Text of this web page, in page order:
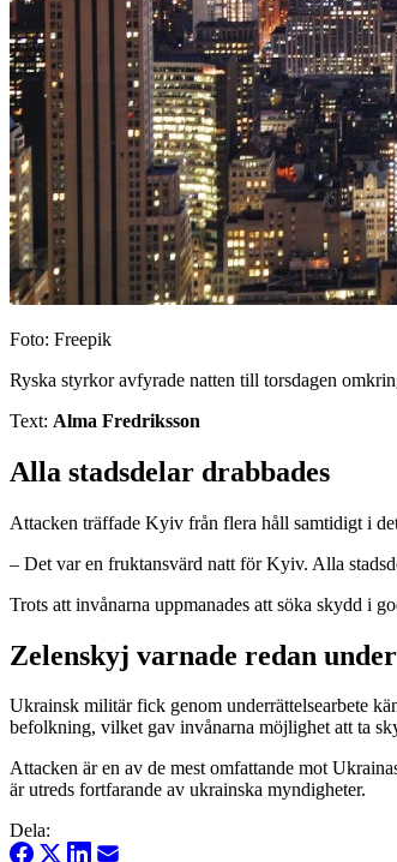
Foto: Freepik
Ryska styrkor avfyrade natten till torsdagen
Text: Alma Fredriksson
Alla stadsdelar drabbades
Attacken träffade Kyiv från flera håll samtidigt i
– Det var en fruktansvärd natt för Kyiv. Alla
Trots att invånarna uppmanades att söka skydd i
Zelenskyj varnade redan
Ukrainsk militär fick genom underrättelsearbete
befolkning, vilket gav invånarna möjlighet att ta
Attacken är en av de mest omfattande mot
är utreds fortfarande av ukrainska myndigheter.
Dela: